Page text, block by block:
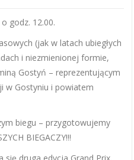
godz. 12.00.
(jak w latach ubiegłych
i niezmienionej formie,
Gostyń – reprezentującym
w Gostyniu i powiatem
biegu – przygotowujemy
BIEGACZY!!!